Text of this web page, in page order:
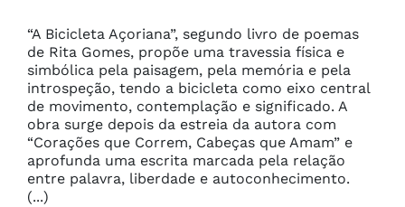
“A Bicicleta Açoriana”, segundo livro de poemas
de Rita Gomes, propõe uma travessia física e
simbólica pela paisagem, pela memória e pela
introspeção, tendo a bicicleta como eixo central
de movimento, contemplação e significado. A
obra surge depois da estreia da autora com
“Corações que Correm, Cabeças que Amam” e
aprofunda uma escrita marcada pela relação
entre palavra, liberdade e autoconhecimento.
(...)